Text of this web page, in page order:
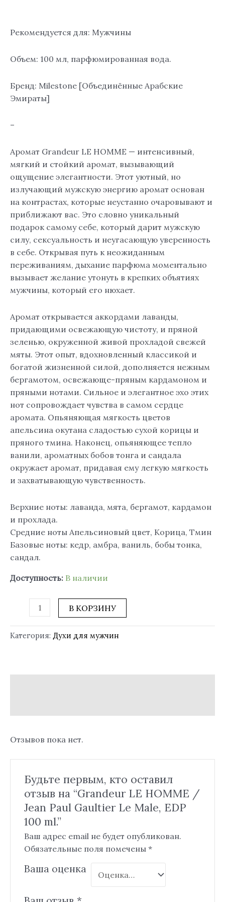
Рекомендуется для: Мужчины
Объем: 100 мл, парфюмированная вода.
Бренд: Milestone [Объединённые Арабские
Эмираты]
–
Аромат Grandeur LE HOMME — интенсивный,
мягкий и стойкий аромат, вызывающий
ощущение элегантности. Этот уютный, но
излучающий мужскую энергию аромат основан
на контрастах, которые неустанно очаровывают и
приближают вас. Это словно уникальный
подарок самому себе, который дарит мужскую
силу, сексуальность и неугасающую уверенность
в себе. Открывая путь к неожиданным
переживаниям, дыхание парфюма моментально
вызывает желание утонуть в крепких объятиях
мужчины, который его нюхает.
Аромат открывается аккордами лаванды,
придающими освежающую чистоту, и пряной
зеленью, окруженной живой прохладой свежей
мяты. Этот опыт, вдохновленный классикой и
богатой жизненной силой, дополняется нежным
бергамотом, освежающе-пряным кардамоном и
пряными нотами. Сильное и элегантное эхо этих
нот сопровождает чувства в самом сердце
аромата. Опьяняющая мягкость цветов
апельсина окутана сладостью сухой корицы и
пряного тмина. Наконец, опьяняющее тепло
ванили, ароматных бобов тонга и сандала
окружает аромат, придавая ему легкую мягкость
и захватывающую чувственность.
Верхние ноты: лаванда, мята, бергамот, кардамон
и прохлада.
Средние ноты Апельсиновый цвет, Корица, Тмин
Базовые ноты: кедр, амбра, ваниль, бобы тонка,
сандал.
Доступность: В наличии
EDP
ml.
В КОРЗИНУ
Категория: Духи для мужчин
Отзывов пока нет.
Будьте первым, кто оставил
отзыв на “Grandeur LE HOMME /
Jean Paul Gaultier Le Male, EDP
100 ml.”
Ваш адрес email не будет опубликован.
Обязательные поля помечены *
Ваша оценка